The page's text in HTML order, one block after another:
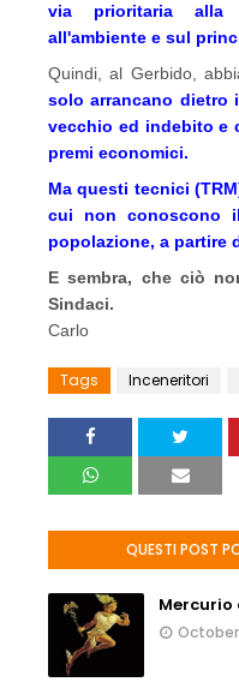
via prioritaria
all'ambiente e sul
Quindi, al Gerbido,
solo arrancano dietro
vecchio ed indebito e
premi economici.
Ma questi tecnici
cui non conoscono
popolazione, a partire
E sembra, che ciò
Sindaci.
Carlo
Tags Inceneritori
QUESTI POST
Mercurio
October